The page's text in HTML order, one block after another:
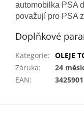
automobilka PSA
považují pro PSA
Doplňkové
Kategorie: OLEJE
Záruka:
24
EAN:
Z